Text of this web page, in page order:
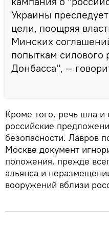
Украины
цели, поощряя
Минских
попыткам
Донбасса", —
Кроме того, речь шла
российские
безопасности. Лавров
Москве документ
положения, прежде
альянса и
вооружений вблизи